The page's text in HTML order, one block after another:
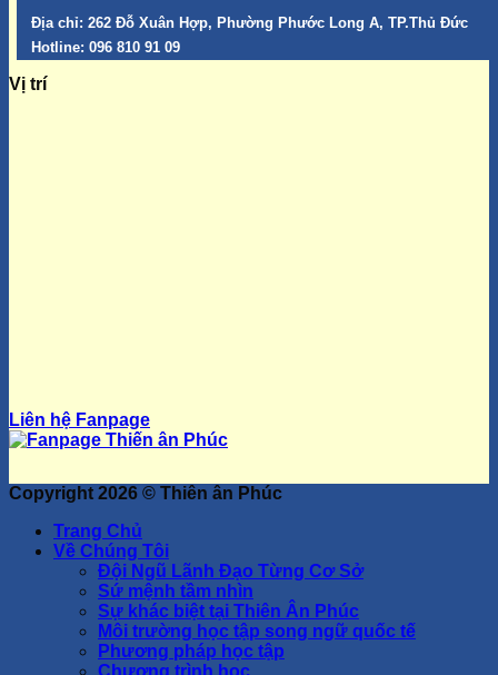
Địa chỉ: 262 Đỗ Xuân Hợp, Phường Phước Long A, TP.Thủ Đức
Hotline: 096 810 91 09
Vị trí
Liên hệ Fanpage
Copyright 2026 © Thiên ân Phúc
Trang Chủ
Về Chúng Tôi
Đội Ngũ Lãnh Đạo Từng Cơ Sở
Sứ mệnh tầm nhìn
Sự khác biệt tại Thiên Ân Phúc
Môi trường học tập song ngữ quốc tế
Phương pháp học tập
Chương trình học